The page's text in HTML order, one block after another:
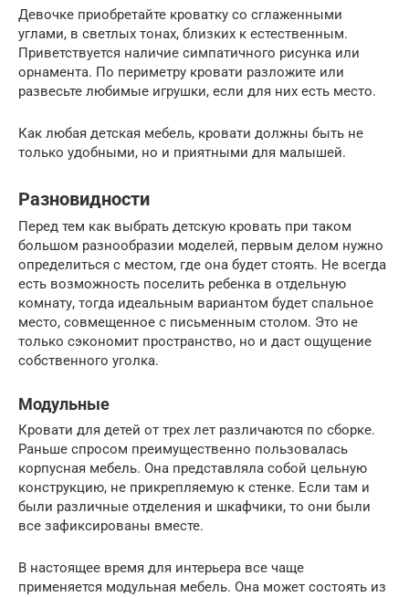
Девочке приобретайте кроватку со сглаженными
углами, в светлых тонах, близких к естественным.
Приветствуется наличие симпатичного рисунка или
орнамента. По периметру кровати разложите или
развесьте любимые игрушки, если для них есть место.
Как любая детская мебель, кровати должны быть не
только удобными, но и приятными для малышей.
Разновидности
Перед тем как выбрать детскую кровать при таком
большом разнообразии моделей, первым делом нужно
определиться с местом, где она будет стоять. Не всегда
есть возможность поселить ребенка в отдельную
комнату, тогда идеальным вариантом будет спальное
место, совмещенное с письменным столом. Это не
только сэкономит пространство, но и даст ощущение
собственного уголка.
Модульные
Кровати для детей от трех лет различаются по сборке.
Раньше спросом преимущественно пользовалась
корпусная мебель. Она представляла собой цельную
конструкцию, не прикрепляемую к стенке. Если там и
были различные отделения и шкафчики, то они были
все зафиксированы вместе.
В настоящее время для интерьера все чаще
применяется модульная мебель. Она может состоять из